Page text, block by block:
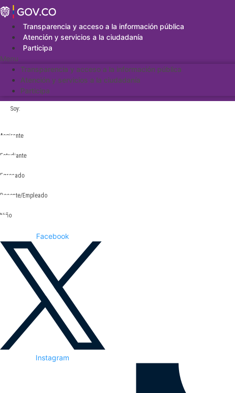
Saltar
al
contenidoTransparencia y acceso a la información pública
Atención y servicios a la ciudadanía
Participa
Menu
Transparencia y acceso a la información pública
Atención y servicios a la ciudadanía
Participa
Soy:
Aspirante
Estudiante
Egresado
Docente/Empleado
Niño
Facebook
Instagram